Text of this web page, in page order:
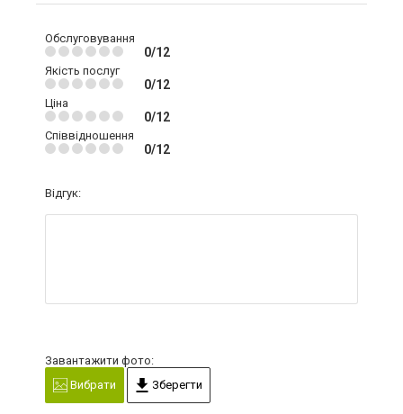
Обслуговування
0/12
Якість послуг
0/12
Ціна
0/12
Співвідношення
0/12
Відгук:
Завантажити фото:
Вибрати
Зберегти